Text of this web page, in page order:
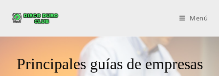
Menú
Principales guías de empresas